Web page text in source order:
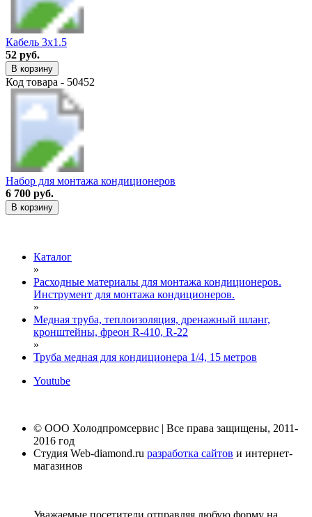
Кабель 3х1.5
52 руб.
В корзину
Код товара - 50452
Набор для монтажа кондиционеров
6 700 руб.
В корзину
Каталог
»
Расходные материалы для монтажа кондиционеров.
Инструмент для монтажа кондиционеров.
»
Медная труба, теплоизоляция, дренажный шланг,
кронштейны, фреон R-410, R-22
»
Труба медная для кондиционера 1/4, 15 метров
Youtube
© ООО Холодпромсервис | Все права защищены, 2011-
2016 год
Студия Web-diamond.ru разработка сайтов и интернет-
магазинов
Уважаемые посетители отправляя любую форму на